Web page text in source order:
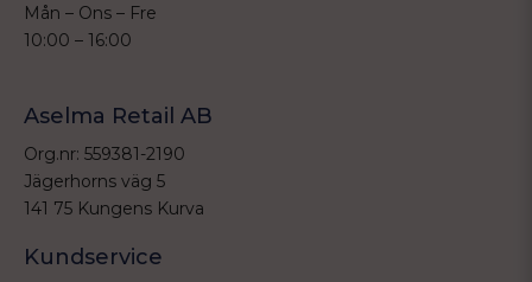
Mån – Ons – Fre
10:00 – 16:00
Aselma Retail AB
Org.nr: 559381-2190
Jägerhorns väg 5
141 75 Kungens Kurva
Kundservice